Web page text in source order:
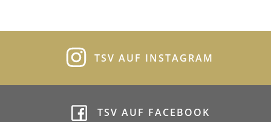
TSV AUF INSTAGRAM
TSV AUF FACEBOOK